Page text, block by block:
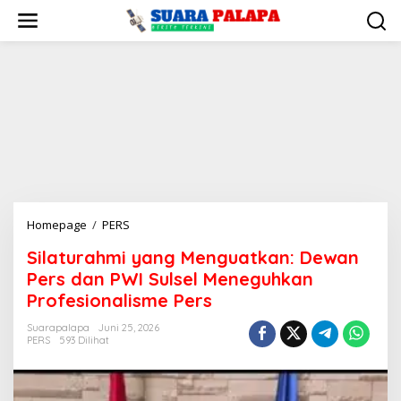
konten
Homepage / PERS
Menguatkan:
Dewan
Pers
PWI
Meneguhkan
Profesionalisme
Silaturahmi yang Menguatkan: Dewan
Pers dan PWI Sulsel Meneguhkan
Profesionalisme Pers
Suarapalapa
Juni 25, 2026
PERS
593 Dilihat